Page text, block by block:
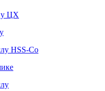
ЦХ
HSS-Co